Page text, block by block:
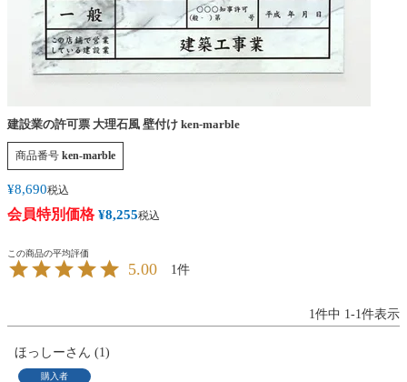
建設業の許可票 大理石風 壁付け ken-marble
商品番号 ken-marble
¥8,690税込
会員特別価格 ¥8,255税込
5.00 1
1 件中 1 -1 件表示
ほっしー 1
購入者